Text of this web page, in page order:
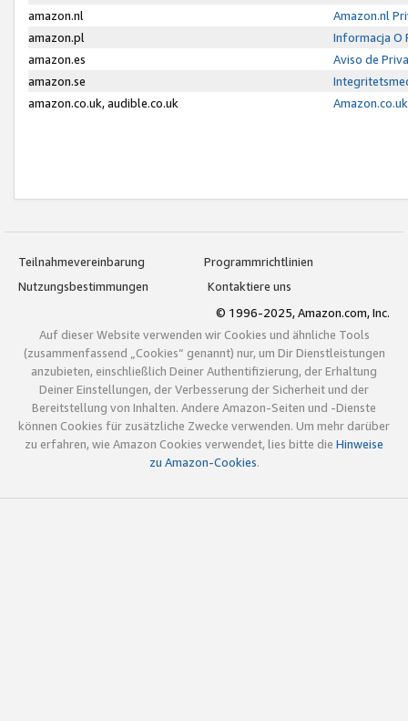
amazon.nl
Amazon.nl
amazon.pl
Informacja O
amazon.es
Aviso de
amazon.se
amazon.co.uk, audible.co.uk
Teilnahmevereinbarung
Programmrichtlinien
Nutzungsbestimmungen
Kontaktiere uns
© 1996-2025, Amazon.com, Inc.
Auf dieser Website verwenden wir Cookies und ähnliche Tools
(zusammenfassend „Cookies“ genannt) nur, um Dir Dienstleistungen
anzubieten, einschließlich Deiner Authentifizierung, der Erhaltung
Deiner Einstellungen, der Verbesserung der Sicherheit und der
Bereitstellung von Inhalten. Andere Amazon-Seiten und -Dienste
können Cookies für zusätzliche Zwecke verwenden. Um mehr darüber
zu erfahren, wie Amazon Cookies verwendet, lies bitte die Hinweise
zu Amazon-Cookies.